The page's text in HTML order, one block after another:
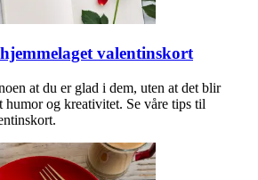
valentinskort
at du er glad i dem, uten at det blir
humor og kreativitet. Se våre tips til